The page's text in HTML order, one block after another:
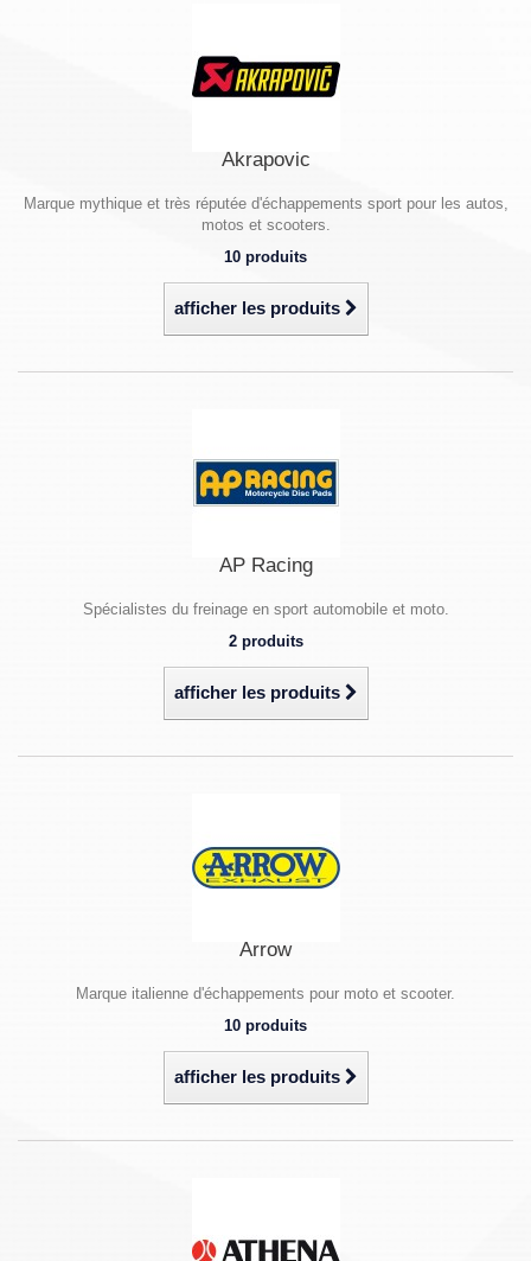
Akrapovic
Marque mythique et très réputée d'échappements sport pour les autos,
motos et scooters.
10 produits
afficher les produits
AP Racing
Spécialistes du freinage en sport automobile et moto.
2 produits
afficher les produits
Arrow
Marque italienne d'échappements pour moto et scooter.
10 produits
afficher les produits